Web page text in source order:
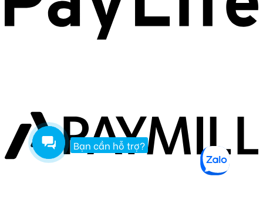
Bạn cần hỗ trợ?